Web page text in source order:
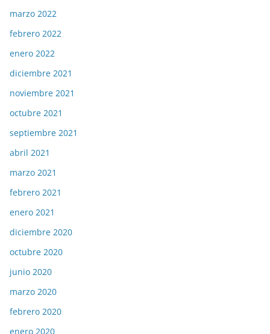
marzo 2022
febrero 2022
enero 2022
diciembre 2021
noviembre 2021
octubre 2021
septiembre 2021
abril 2021
marzo 2021
febrero 2021
enero 2021
diciembre 2020
octubre 2020
junio 2020
marzo 2020
febrero 2020
enero 2020